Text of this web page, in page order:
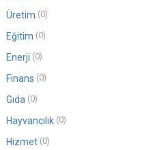
Üretim (0)
Eğitim (0)
Enerji (0)
Finans (0)
Gıda (0)
Hayvancılık (0)
Hizmet (0)